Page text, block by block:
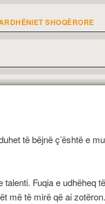
SHOQËRORE
të bëjnë ç’është e
Fuqia e udhëheq
më të mirë që ai